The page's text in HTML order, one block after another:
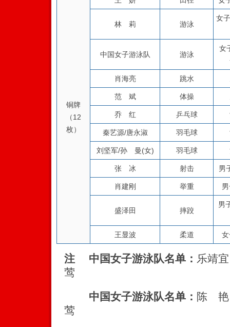
铜牌
（12
枚）
林 莉 游泳
女
中国女子游泳队 游泳
女
肖海亮 跳水
范 斌 体操
乔 红 乒乓球
秦艺源/唐永淑 羽毛球
刘坚军/孙 曼(女) 羽毛球
张 冰 射击 男
肖建刚 举重
盛泽田 摔跤
男
王显波 柔道
注 中国女子游泳队名单： 乐靖
莺
中国女子游泳队名单： 陈 艳
莺